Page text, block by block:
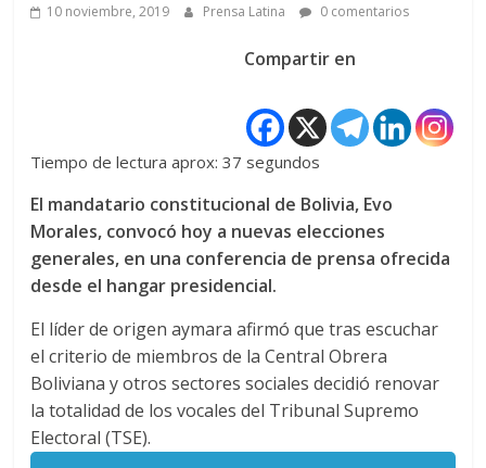
10 noviembre, 2019 Prensa Latina 0 comentarios
Compartir en
Tiempo de lectura aprox: 37 segundos
El mandatario constitucional de Bolivia, Evo
Morales, convocó hoy a nuevas elecciones
generales, en una conferencia de prensa ofrecida
desde el hangar presidencial.
El líder de origen aymara afirmó que tras escuchar
el criterio de miembros de la Central Obrera
Boliviana y otros sectores sociales decidió renovar
la totalidad de los vocales del Tribunal Supremo
Electoral (TSE).